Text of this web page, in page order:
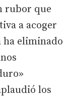
rubor que
a acoger
ha eliminado
los